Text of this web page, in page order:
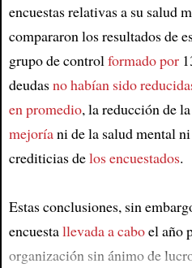
encuestas relativas a su salud
compararon los resultados de
grupo de control formado por
deudasno habían sido
en promedio, la reducción de
mejoríani de la salud mental
crediticias delos encuestados.
Estas conclusiones, sin
encuestallevada a caboel año
organización sin ánimo de